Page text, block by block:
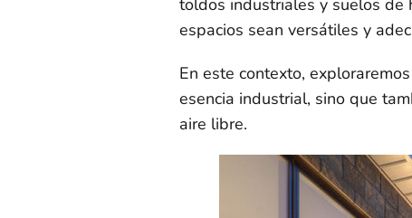
toldos industriales y suelos de
espacios sean versátiles y
En este contexto,
esencia industrial, sino que
aire libre.